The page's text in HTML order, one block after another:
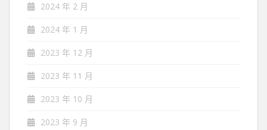
2024 年 2 月
2024 年 1 月
2023 年 12 月
2023 年 11 月
2023 年 10 月
2023 年 9 月